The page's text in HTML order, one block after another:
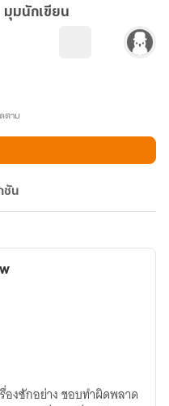
มุมนักเขียน
ตาม
ชัน
ชอบทำผิดพลาด